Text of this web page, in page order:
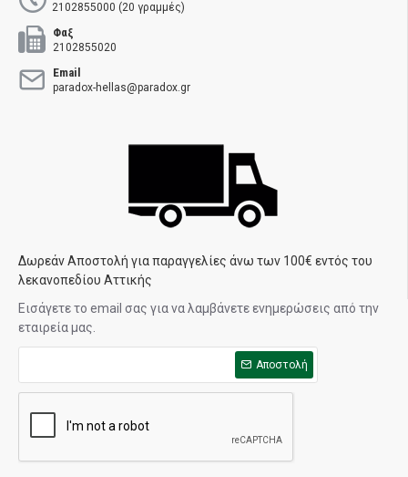
2102855000 (20 γραμμές)
Φαξ
2102855020
Email
paradox-hellas@paradox.gr
Δωρεάν Αποστολή για παραγγελίες άνω των 100€ εντός του
λεκανοπεδίου Αττικής
Εισάγετε το email σας για να λαμβάνετε ενημερώσεις από την
εταιρεία μας.
Αποστολή